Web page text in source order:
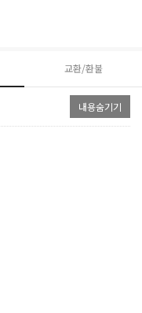
교환/환불
내용숨기기